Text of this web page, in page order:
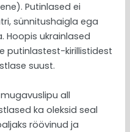
Putinlased ei
sünnitushaigla ega
Hoopis ukrainlased
putinlastest-kirillistidest
suust.
all
ka oleksid seal
röövinud ja